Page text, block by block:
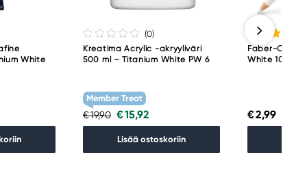
White
(0)
Kreatima Acrylic -akryyliväri
500 ml – Titanium White PW 6
Member Treat
€ 19,90 € 15,92
Lisää ostoskoriin
Faber-
White 101
€ 2,99